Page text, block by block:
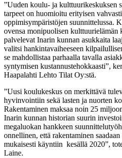
”Uuden koulu- ja kulttuurikeskuksen
tarpeet on huomioitu erityisen
oppimisympäristöjen suunnittelussa.
ovensa monipuolisen
palvelevat Inarin kunnan asukkaita
valitsi hankintavaiheeseen
se mahdollistaa parhaalla tavalla
syntymisen kustannustehokkaasti”,
Haapalahti Lehto Tilat Oy:stä.
”Uusi koulukeskus on merkittävä
hyvinvointiin sekä lasten ja nuorten
Rakentaminen maksaa noin 25
Inarin kunnan historian suurin
megaluokan hankkeen
onnellinen, että rakentaminen
mukaisesti käyntiin kesällä 2020”,
Laine.